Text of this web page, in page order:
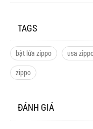
TAGS
bật lửa zippo usa
zippo
ĐÁNH GIÁ